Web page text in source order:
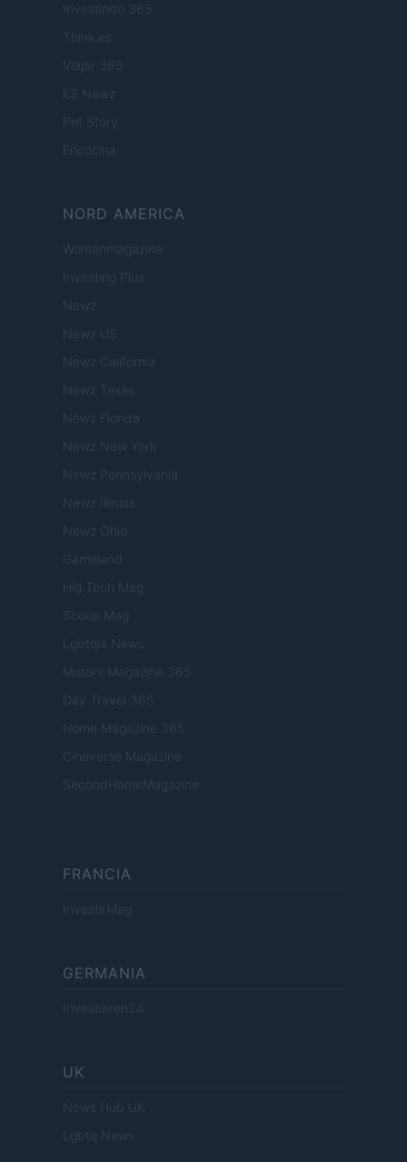
Investindo 365
Think.es
Viajar 365
ES Newz
Pet Story
Encocina
NORD AMERICA
Womanmagazine
Investing Plus
Newz
Newz US
Newz California
Newz Texas
Newz Florida
Newz New York
Newz Pennsylvania
Newz Illinois
Newz Ohio
Gameland
Hig Tech Mag
Scoop Mag
Lgbtqia News
Motors Magazine 365
Day Travel 365
Home Magazine 365
Cineverse Magazine
SecondHomeMagazine
FRANCIA
InvestirMag
GERMANIA
Investieren24
UK
News Hub UK
Lgbtq News